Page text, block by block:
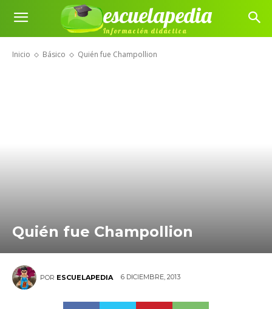
escuelapedia
Información didáctica
Inicio Básico Quién fue Champollion
Quién fue Champollion
POR ESCUELAPEDIA 6 DICIEMBRE, 2013